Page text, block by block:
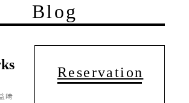
Blog
﨑
Reservation